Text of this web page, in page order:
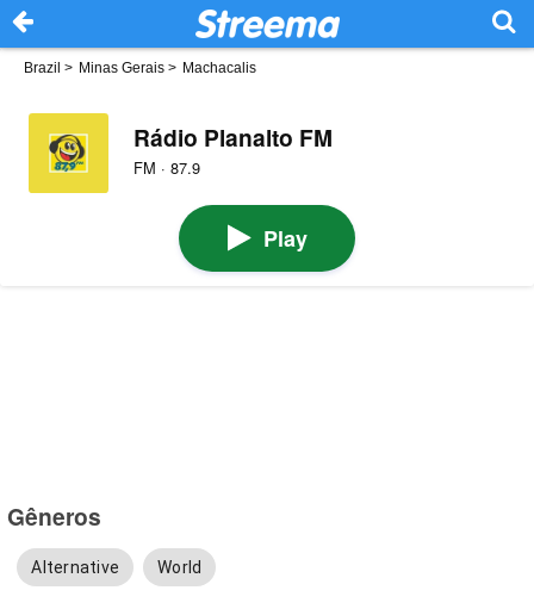
Brazil > Minas Gerais > Machacalis
Rádio Planalto FM
FM · 87.9
Play
Gêneros
Alternative World